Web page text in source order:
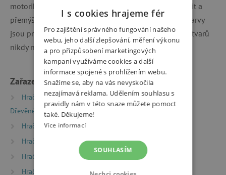
motorika a koncentrace. Děti se při hře musí soustředit a
přemýšlet. Hračka je vyrobena z kvalitního dřeva a barvy
jsou pro děti zcela bezpečné a odolné. Učení barev a tvarů
nikdy nebylo zábavnější než s touto vkládačkou.
Zařazeno v kategoriích
Hračky dle typu
Puzzle, mozaiky a vkládačky
Dřevěné vkládačky
Hračky dle typu
Hračky dle typu
Montessori hračky
Hračky dle věku
Hry a hračky pro děti od 2 let
Hračky dle věku
Hry a hračky pro děti od 3 let
I s cookies hrajeme fér
Pro zajištění správného fungování našeho
webu, jeho další zlepšování, měření výkonu
a pro přizpůsobení marketingových
kampaní využíváme cookies a další
informace spojené s prohlížením webu.
Snažíme se, aby na vás nevyskočila
nezajímavá reklama. Udělením souhlasu s
pravidly nám v této snaze můžete pomoct
také. Děkujeme!
Více informací
SOUHLASÍM